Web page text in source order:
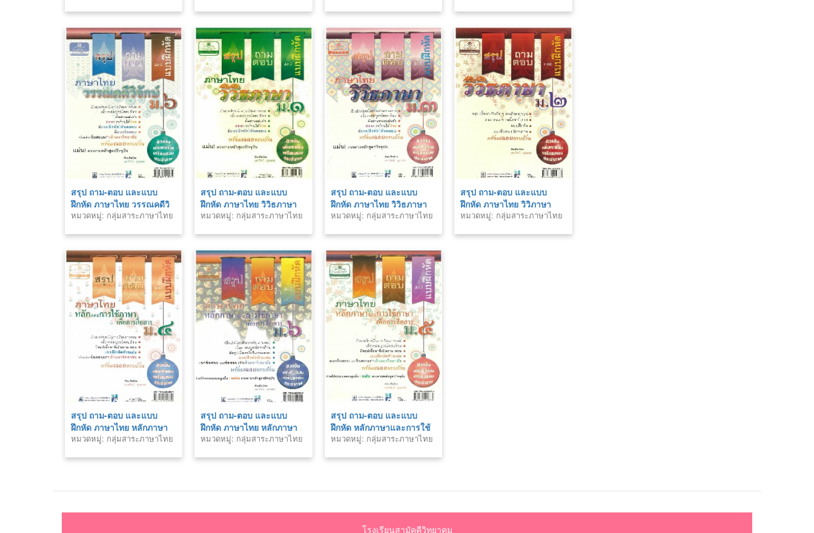
สรุป ถาม-ตอบ และแบบ
ฝึกหัด ภาษาไทย วรรณคดีวิ
จักษ์ ม.6
หมวดหมู่: กลุ่มสาระภาษาไทย
สรุป ถาม-ตอบ และแบบ
ฝึกหัด ภาษาไทย วิวิธภาษา
ม.1
หมวดหมู่: กลุ่มสาระภาษาไทย
สรุป ถาม-ตอบ และแบบ
ฝึกหัด ภาษาไทย วิวิธภาษา
ม.3
หมวดหมู่: กลุ่มสาระภาษาไทย
สรุป ถาม-ตอบ และแบบ
ฝึกหัด ภาษาไทย วิวิภาษา
ม.2
หมวดหมู่: กลุ่มสาระภาษาไทย
สรุป ถาม-ตอบ และแบบ
ฝึกหัด ภาษาไทย หลักภาษา
และการใช้ภาษาการสื่อสาร
หมวดหมู่: กลุ่มสาระภาษาไทย
สรุป ถาม-ตอบ และแบบ
ฝึกหัด ภาษาไทย หลักภาษา
และใช้ภาษาเพื่อการสื่อสาร
หมวดหมู่: กลุ่มสาระภาษาไทย
สรุป ถาม-ตอบ และแบบ
ฝึกหัด หลักภาษาและการใช้
ภาษาเพื่อการสื่อสาร ม.5
หมวดหมู่: กลุ่มสาระภาษาไทย
โรงเรียนสามัคคีวิทยาคม